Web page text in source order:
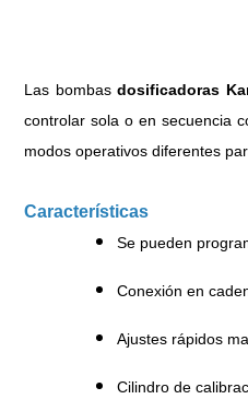
Las bombasdosificadoras
controlar sola o en secuencia
modos operativos diferentes
Características
Se pueden
Conexión en
Ajustes rápidos
Cilindro de